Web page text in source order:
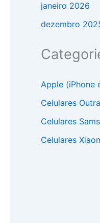
janeiro 2026
dezembro
Apple (iPhone
Celulares
Celulares
Celulares